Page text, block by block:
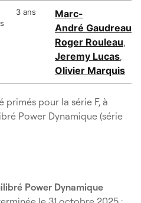
3 ans
Marc-
André Gaudreau
Roger Rouleau,
Jeremy Lucas,
Olivier Marquis
primés pour la série F, à
Power Dynamique (série
Power Dynamique